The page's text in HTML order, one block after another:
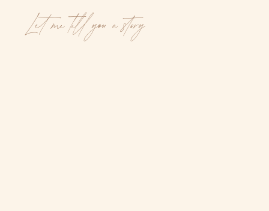
Let me tell you a story